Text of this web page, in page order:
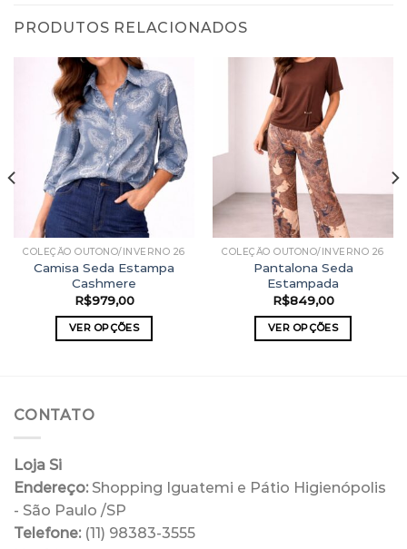
PRODUTOS RELACIONADOS
COLEÇÃO OUTONO/INVERNO 26
Camisa Seda Estampa
Cashmere
R$979,00
VER OPÇÕES
podem
ser
na
COLEÇÃO OUTONO/INVERNO 26
Pantalona Seda
Estampada
R$849,00
VER OPÇÕES
podem
CONTATO
Loja Si
Endereço: Shopping Iguatemi e Pátio Higienópolis
- São Paulo /SP
Telefone: (11) 98383-3555